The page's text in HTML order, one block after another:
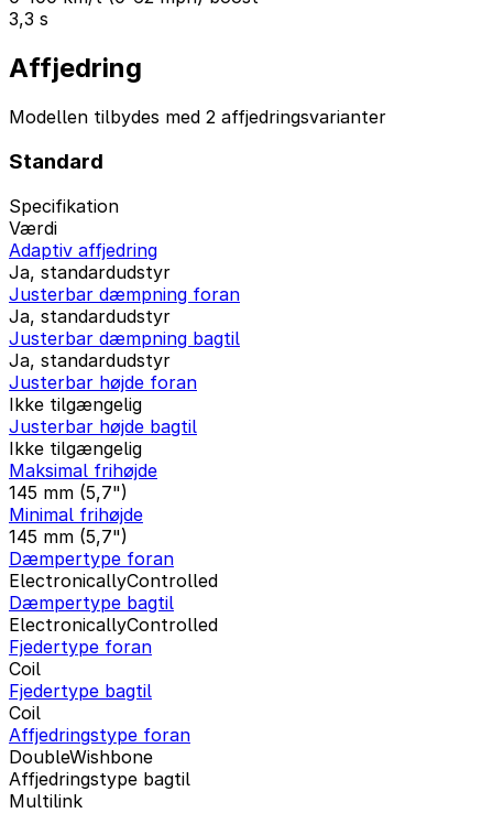
3,3 s
Affjedring
Modellen tilbydes med 2 affjedringsvarianter
Standard
Specifikation
Værdi
Adaptiv affjedring
Ja, standardudstyr
Justerbar dæmpning foran
Ja, standardudstyr
Justerbar dæmpning bagtil
Ja, standardudstyr
Justerbar højde foran
Ikke tilgængelig
Justerbar højde bagtil
Ikke tilgængelig
Maksimal frihøjde
145 mm (5,7")
Minimal frihøjde
145 mm (5,7")
Dæmpertype foran
ElectronicallyControlled
Dæmpertype bagtil
ElectronicallyControlled
Fjedertype foran
Coil
Fjedertype bagtil
Coil
Affjedringstype foran
DoubleWishbone
Affjedringstype bagtil
Multilink